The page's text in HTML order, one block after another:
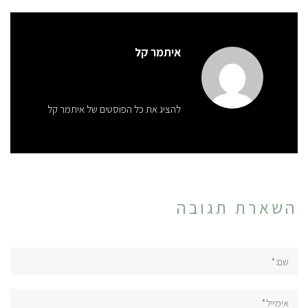
איתמר קל
להציג את כל הפוסטים של איתמר קל
השארת תגובה